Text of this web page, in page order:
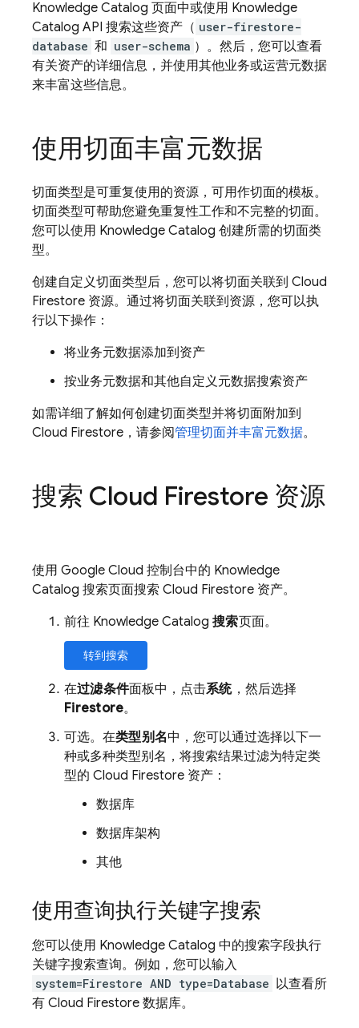
Knowledge Catalog 页面中或使用 Knowledge
Catalog API 搜索这些资产（ user-firestore-
database 和 user-schema ）。然后，您可以查看
有关资产的详细信息，并使用其他业务或运营元数据
来丰富这些信息。
使用切面丰富元数据
切面类型是可重复使用的资源，可用作切面的模板。
切面类型可帮助您避免重复性工作和不完整的切面。
您可以使用 Knowledge Catalog 创建所需的切面类
型。
创建自定义切面类型后，您可以将切面关联到 Cloud
Firestore 资源。通过将切面关联到资源，您可以执
行以下操作：
将业务元数据添加到资产
按业务元数据和其他自定义元数据搜索资产
如需详细了解如何创建切面类型并将切面附加到
Cloud Firestore ，请参阅管理切面并丰富元数据。
搜索 Cloud Firestore 资源
使用 Google Cloud 控制台中的 Knowledge
Catalog 搜索页面搜索 Cloud Firestore 资产。
前往 Knowledge Catalog 搜索页面。
转到搜索
在过滤条件面板中，点击系统，然后选择
Firestore。
可选。在类型别名中，您可以通过选择以下一
种或多种类型别名，将搜索结果过滤为特定类
型的 Cloud Firestore 资产：
数据库
数据库架构
其他
使用查询执行关键字搜索
您可以使用 Knowledge Catalog 中的搜索字段执行
关键字搜索查询。例如，您可以输入
system=Firestore AND type=Database 以查看所
有 Cloud Firestore 数据库。